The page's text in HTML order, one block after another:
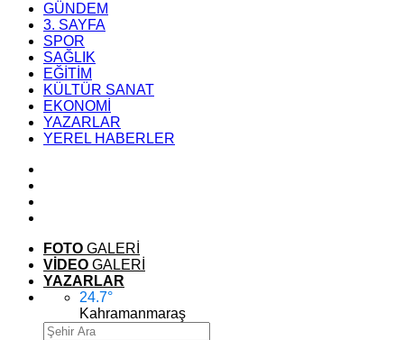
GÜNDEM
3. SAYFA
SPOR
SAĞLIK
EĞİTİM
KÜLTÜR SANAT
EKONOMİ
YAZARLAR
YEREL HABERLER
FOTO GALERİ
VİDEO GALERİ
YAZARLAR
24.7°
Kahramanmaraş